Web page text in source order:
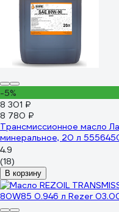
-5%
8 301 ₽
8 780 ₽
Трансмиссионное масло
минеральное, 20 л
4.9
(18)
В корзину